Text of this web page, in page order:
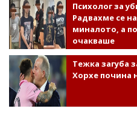
Психолог за
Радвахме се
миналото, а
очакваше
Тежка загуба
Хорхе почина